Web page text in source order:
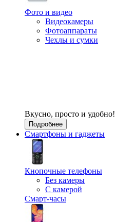
Фото и видео
Видеокамеры
Фотоаппараты
Чехлы и сумки
Вкусно, просто и удобно!
Подробнее
Смартфоны и гаджеты
Кнопочные телефоны
Без камеры
С камерой
Смарт-часы